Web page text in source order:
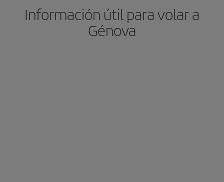
Información útil para volar a
Génova